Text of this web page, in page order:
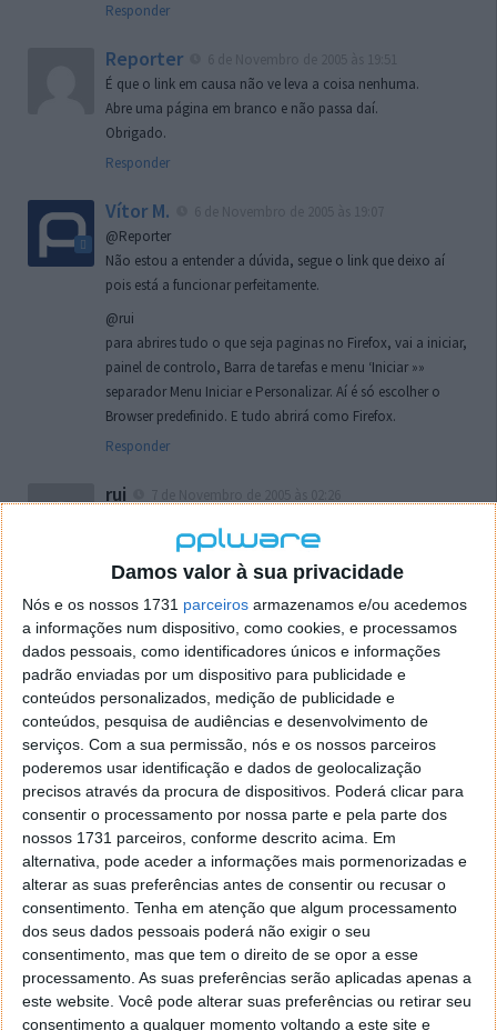
Damos valor à sua privacidade
Nós e os nossos 1731 parceiros armazenamos e/ou acedemos
a informações num dispositivo, como cookies, e processamos
dados pessoais, como identificadores únicos e informações
padrão enviadas por um dispositivo para publicidade e
conteúdos personalizados, medição de publicidade e
conteúdos, pesquisa de audiências e desenvolvimento de
serviços. Com a sua permissão, nós e os nossos parceiros
poderemos usar identificação e dados de geolocalização
precisos através da procura de dispositivos. Poderá clicar para
consentir o processamento por nossa parte e pela parte dos
nossos 1731 parceiros, conforme descrito acima. Em
alternativa, pode aceder a informações mais pormenorizadas e
alterar as suas preferências antes de consentir ou recusar o
consentimento. Tenha em atenção que algum processamento
dos seus dados pessoais poderá não exigir o seu
consentimento, mas que tem o direito de se opor a esse
processamento. As suas preferências serão aplicadas apenas a
este website. Você pode alterar suas preferências ou retirar seu
consentimento a qualquer momento voltando a este site e
Responder
Reporter
É que o link em causa não ve leva a coisa nenhuma.
Abre uma página em branco e não passa daí.
Obrigado.
Responder
Vítor M.
@Reporter
Não estou a entender a dúvida, segue o link que deixo aí
pois está a funcionar perfeitamente.
@rui
para abrires tudo o que seja paginas no Firefox, vai a iniciar,
painel de controlo, Barra de tarefas e menu ‘Iniciar »»
separador Menu Iniciar e Personalizar. Aí é só escolher o
Browser predefinido. E tudo abrirá como Firefox.
Responder
rui
localizaçao referida n se encontra la nada k me permita por
o firefox como browser predefenido
Ja percorri o painel
tentei apagar o explorer na tentativa de forçar o uso do
firefox mas em vao. Kaso te lembres de outra dica fico
agradecido, caso contrario obrigado a mesma
Responder
Vítor M.
7 de Novembro de 2005 às 01:39
@Reporter
Desculpa mas o link funciona. Seja como for segue por mail
o MSn Messenger 8.
Responder
Vítor M.
@Rui
Tens de encontrar o que te falei. Faz da seguinte maneira,
janela iniciar e no topo dessa janela com o botão direito do
rato faz propriedades. Depois no separador Menu ‘Iniciar’
clica no botão ‘Personalizar’ aí encontrarás no separador